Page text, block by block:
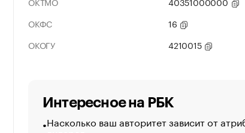
ОКФС
16
ОКОГУ
4210015
Интересное на РБК
Насколько ваш авторитет зависит от